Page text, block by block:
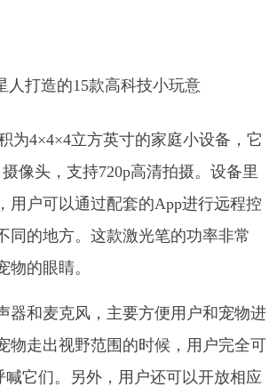
为4×4×4立方英寸的家庭小设备，它
像头，支持720p高清拍摄。设备里
用户可以通过配套的App进行远程控
同的地方。这款激光笔的功率非常
物的眼睛。
器和麦克风，主要方便用户和宠物进
物走出视野范围的时候，用户完全可
喊它们。另外，用户还可以开放相应